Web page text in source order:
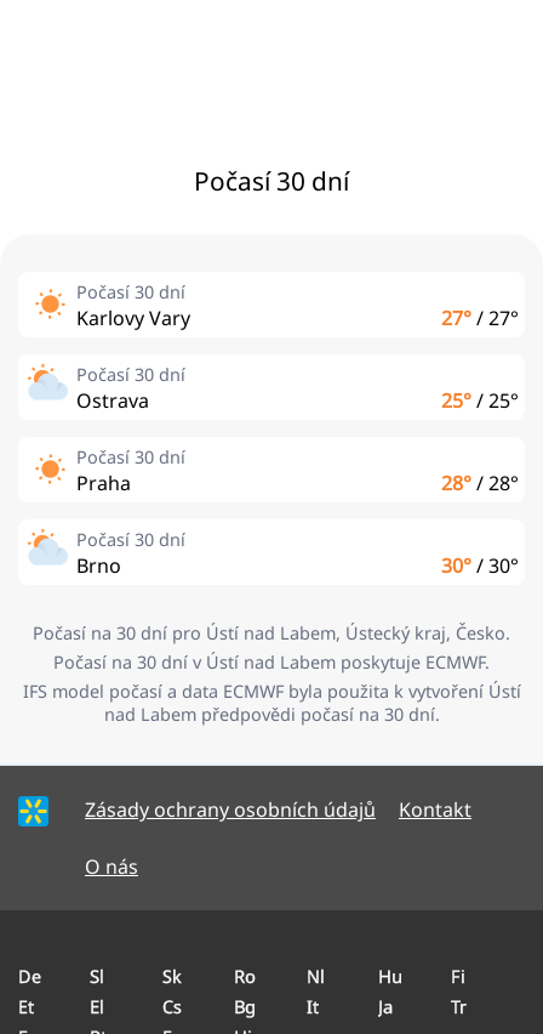
Počasí 30 dní
Počasí 30 dní
Karlovy Vary 27°/27°
Počasí 30 dní
Ostrava 25°/25°
Počasí 30 dní
Praha 28°/28°
Počasí 30 dní
Brno 30°/30°
Počasí na 30 dní pro Ústí nad Labem, Ústecký kraj, Česko.
Počasí na 30 dní v Ústí nad Labem poskytuje ECMWF.
IFS model počasí a data ECMWF byla použita k vytvoření Ústí
nad Labem předpovědi počasí na 30 dní.
Zásady ochrany osobních údajů Kontakt
O nás
De Sl Sk Ro Nl Hu
Fi
Et
El Cs Bg It Ja
Tr